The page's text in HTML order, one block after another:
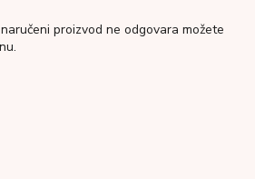
proizvod ne odgovara možete